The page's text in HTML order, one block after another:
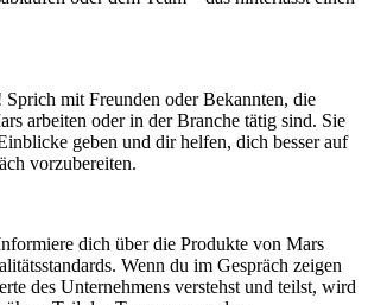
mit Freunden oder Bekannten, die
arbeiten oder in der Branche tätig sind. Sie
geben und dir helfen, dich besser auf
vorzubereiten.
dich über die Produkte von Mars
Wenn du im Gespräch zeigen
des Unternehmens verstehst und teilst, wird